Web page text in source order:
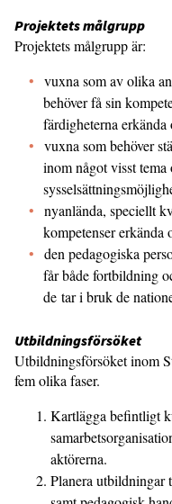
Projektets målgrupp
Projektets målgrupp är:
vuxna som av olika
behöver få sin
färdigheterna
vuxna som behöver
inom något visst
nyanlända, speciellt
kompetenser erkända
den pedagogiska
får både fortbildning
de tar i bruk de
Utbildningsförsöket
Utbildningsförsöket inom
fem olika faser.
Kartlägga befintligt
aktörerna.
Planera utbildningar